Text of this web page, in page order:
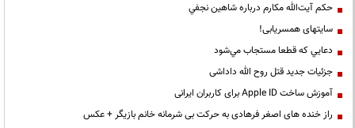
حكم آيت‌الله مكارم درباره شاهين نجفي
سایتهای همسریابی!
دعايي كه قطعا مستجاب مي‌شود
جزئیات جدید قتل روح الله داداشی
آموزش ساخت Apple ID برای کاربران ایرانی
راز خنده های اصغر فرهادی به حرکت بی شرمانه خانم بازیگر + عکس